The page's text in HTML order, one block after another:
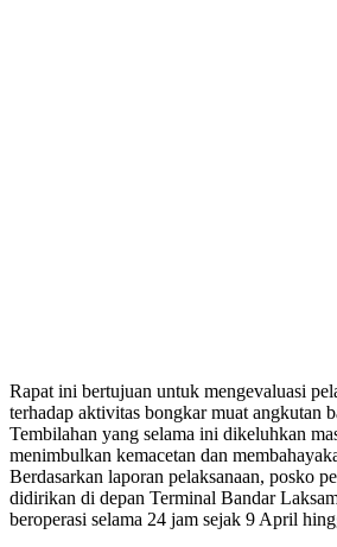
Rapat ini bertujuan untuk mengevaluasi
terhadap aktivitas bongkar muat angkutan
Tembilahan yang selama ini dikeluhkan
menimbulkan kemacetan dan
Berdasarkan laporan pelaksanaan, posko
didirikan di depan Terminal Bandar
beroperasi selama 24 jam sejak 9 April